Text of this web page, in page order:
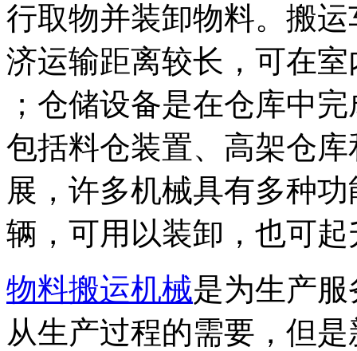
行取物并装卸物料。搬
济运输距离较长，可在
；仓储设备是在仓库中
包括料仓装置、高架仓
展，许多机械具有多种
辆，可用以装卸，也可
物料搬运机械是为生产
从生产过程的需要，但